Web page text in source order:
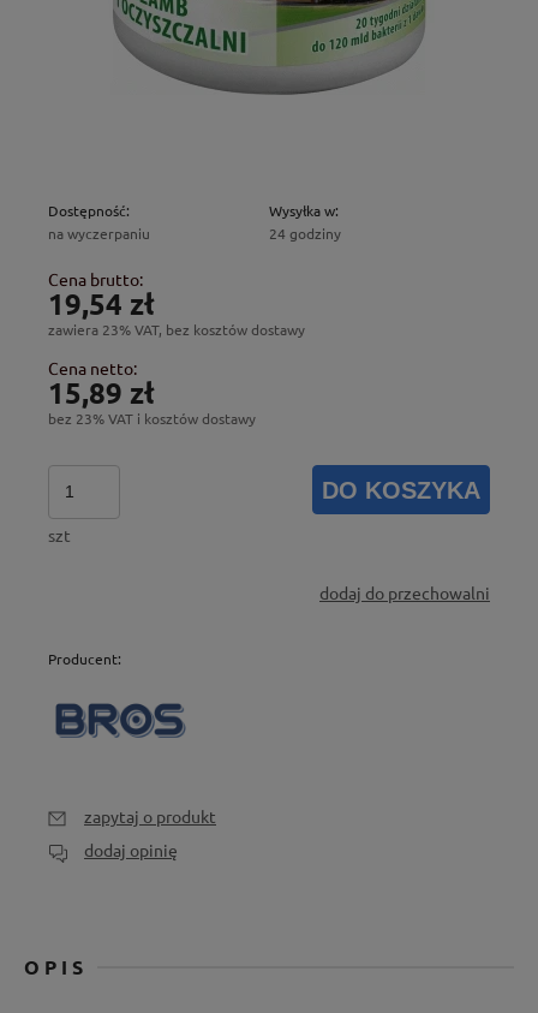
Dostępność:
na wyczerpaniu
Wysyłka w:
24 godziny
Cena brutto:
19,54 zł
zawiera 23% VAT, bez kosztów dostawy
Cena netto:
15,89 zł
bez 23% VAT i kosztów dostawy
szt
DO KOSZYKA
dodaj do przechowalni
Producent:
zapytaj o produkt
dodaj opinię
OPIS